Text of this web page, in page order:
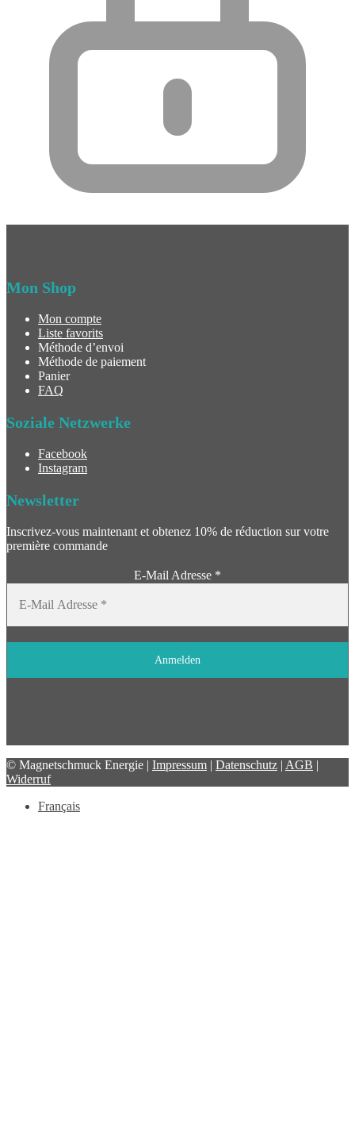
Mon Shop
Mon compte
Liste favorits
Méthode d’envoi
Méthode de paiement
Panier
FAQ
Soziale Netzwerke
Facebook
Instagram
Newsletter
Inscrivez-vous maintenant et obtenez 10% de réduction sur votre
première commande
E-Mail Adresse *
© Magnetschmuck Energie | Impressum | Datenschutz | AGB |
Widerruf
Français